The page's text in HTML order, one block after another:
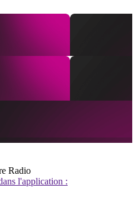
Radio
l'application :